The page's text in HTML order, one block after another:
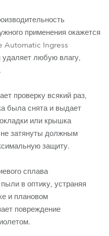
применения окажется
Automatic Ingress
любую влагу,
проверку всякий раз,
была снята и выдает
или крышка
затянуты должным
защиту.
сплава
в оптику, устраняя
и плановом
повреждение